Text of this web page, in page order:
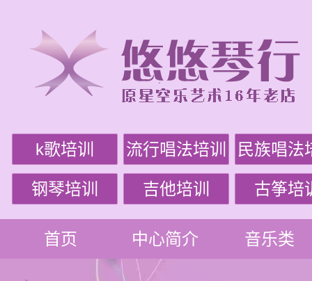
k歌培训 流行唱法培训 民族唱法
钢琴培训 吉他培训 古筝培
首页 中心简介 音乐类